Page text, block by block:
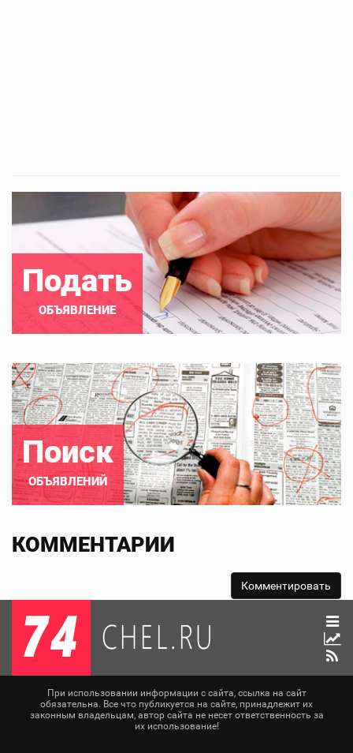
Подать
ОБЪЯВЛЕНИЕ
Поиск
ОБЪЯВЛЕНИЙ
КОММЕНТАРИИ
При использовании информации с сайта, ссылка на сайт
обязательна. Все что публикуется на сайте, принадлежит их
законным владельцам, автор сайта не несет ответственность за
их использование!